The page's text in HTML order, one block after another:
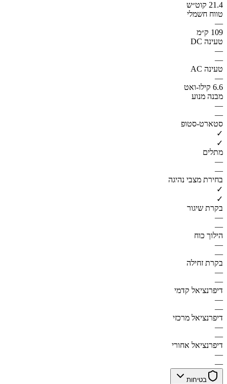
21.4 קוט״ש
טווח חשמלי
—
109 ק״מ
טעינה DC
—
—
טעינה AC
—
6.6 קילו-ואט
מבנה מנוע
—
—
סטארט-סטופ
✓
✓
מתלים
—
—
בחירת מצבי נהיגה
✓
✓
בקרת שיגור
—
—
הילוך כוח
—
—
בקרת זחילה
—
—
דיפרנציאל קדמי
—
—
דיפרנציאל מרכזי
—
—
דיפרנציאל אחורי
—
—
בטיחות